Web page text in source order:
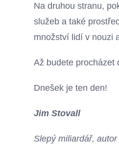
Na druhou stranu,
služeb a také
množství lidí v nouzi
Až budete procházet
Dnešek je ten den!
Jim Stovall
Slepý miliardář,